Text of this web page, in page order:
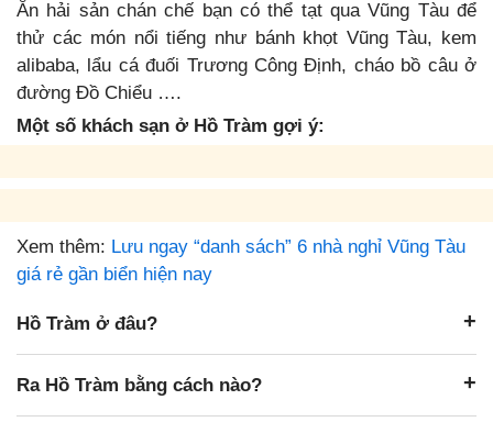
Ăn hải sản chán chế bạn có thể tạt qua Vũng Tàu để
thử các món nổi tiếng như bánh khọt Vũng Tàu, kem
alibaba, lẩu cá đuối Trương Công Định, cháo bồ câu ở
đường Đồ Chiểu ….
Một số khách sạn ở Hồ Tràm gợi ý:
Xem thêm: Lưu ngay “danh sách” 6 nhà nghỉ Vũng Tàu
giá rẻ gần biển hiện nay
Hồ Tràm ở đâu?
Ra Hồ Tràm bằng cách nào?